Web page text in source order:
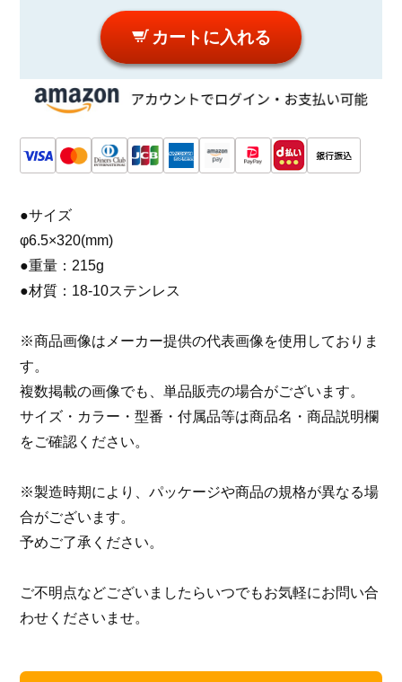
カートに入れる
●サイズ
φ6.5×320(mm)
●重量：215g
●材質：18-10ステンレス
※商品画像はメーカー提供の代表画像を使用しておりま
す。
複数掲載の画像でも、単品販売の場合がございます。
サイズ・カラー・型番・付属品等は商品名・商品説明欄
をご確認ください。
※製造時期により、パッケージや商品の規格が異なる場
合がございます。
予めご了承ください。
ご不明点などございましたらいつでもお気軽にお問い合
わせくださいませ。